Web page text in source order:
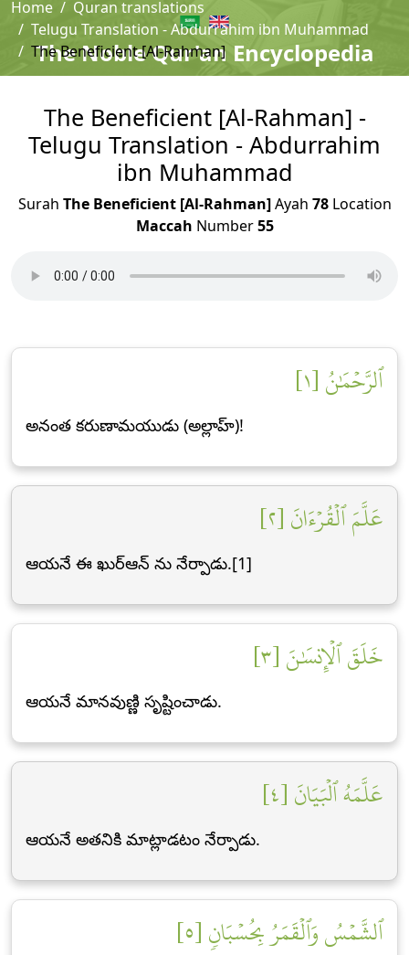
The Noble Qur'an Encyclopedia
Home
Quran translations
Telugu Translation - Abdurrahim ibn Muhammad
The Beneficient [Al-Rahman]
The Beneficient [Al-Rahman] -
Telugu Translation - Abdurrahim
ibn Muhammad
Surah The Beneficient [Al-Rahman]Ayah 78Location
Maccah Number55
ٱلرَّحۡمَٰنُ [١]
అనంత కరుణామయుడు (అల్లాహ్)!
عَلَّمَ ٱلۡقُرۡءَانَ [٢]
ఆయనే ఈ ఖుర్ఆన్ ను నేర్పాడు.[1]
خَلَقَ ٱلۡإِنسَٰنَ [٣]
ఆయనే మానవుణ్ణి సృష్టించాడు.
عَلَّمَهُ ٱلۡبَيَانَ [٤]
ఆయనే అతనికి మాట్లాడటం నేర్పాడు.
ٱلشَّمۡسُ وَٱلۡقَمَرُ بِحُسۡبَانٖ [٥]